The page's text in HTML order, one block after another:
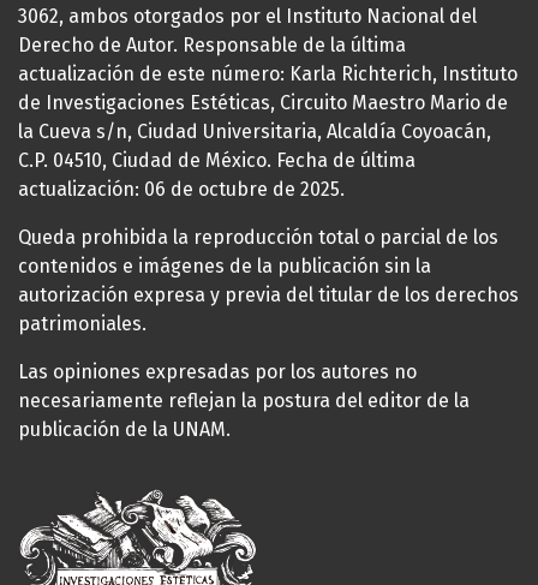
3062, ambos otorgados por el Instituto Nacional del
Derecho de Autor. Responsable de la última
actualización de este número: Karla Richterich, Instituto
de Investigaciones Estéticas, Circuito Maestro Mario de
la Cueva s/n, Ciudad Universitaria, Alcaldía Coyoacán,
C.P. 04510, Ciudad de México. Fecha de última
actualización: 06 de octubre de 2025.
Queda prohibida la reproducción total o parcial de los
contenidos e imágenes de la publicación sin la
autorización expresa y previa del titular de los derechos
patrimoniales.
Las opiniones expresadas por los autores no
necesariamente reflejan la postura del editor de la
publicación de la UNAM.